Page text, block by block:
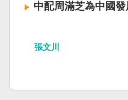
中配周滿芝為中國
張文川